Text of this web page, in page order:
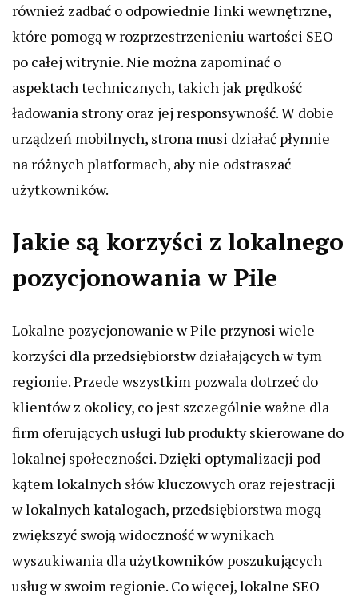
również zadbać o odpowiednie linki wewnętrzne,
które pomogą w rozprzestrzenieniu wartości SEO
po całej witrynie. Nie można zapominać o
aspektach technicznych, takich jak prędkość
ładowania strony oraz jej responsywność. W dobie
urządzeń mobilnych, strona musi działać płynnie
na różnych platformach, aby nie odstraszać
użytkowników.
Jakie są korzyści z lokalnego
pozycjonowania w Pile
Lokalne pozycjonowanie w Pile przynosi wiele
korzyści dla przedsiębiorstw działających w tym
regionie. Przede wszystkim pozwala dotrzeć do
klientów z okolicy, co jest szczególnie ważne dla
firm oferujących usługi lub produkty skierowane do
lokalnej społeczności. Dzięki optymalizacji pod
kątem lokalnych słów kluczowych oraz rejestracji
w lokalnych katalogach, przedsiębiorstwa mogą
zwiększyć swoją widoczność w wynikach
wyszukiwania dla użytkowników poszukujących
usług w swoim regionie. Co więcej, lokalne SEO